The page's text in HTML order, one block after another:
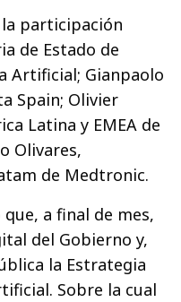
participación
de Estado de
Artificial; Gianpaolo
Spain; Olivier
Latina y EMEA de
Olivares,
de Medtronic.
a final de mes,
del Gobierno y,
la Estrategia
Sobre la cual